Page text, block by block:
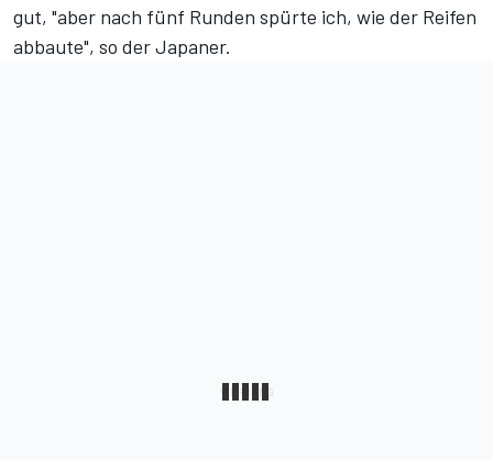
gut, "aber nach fünf Runden spürte ich, wie der Reifen
abbaute", so der Japaner.